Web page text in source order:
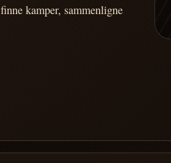
kamper, sammenligne